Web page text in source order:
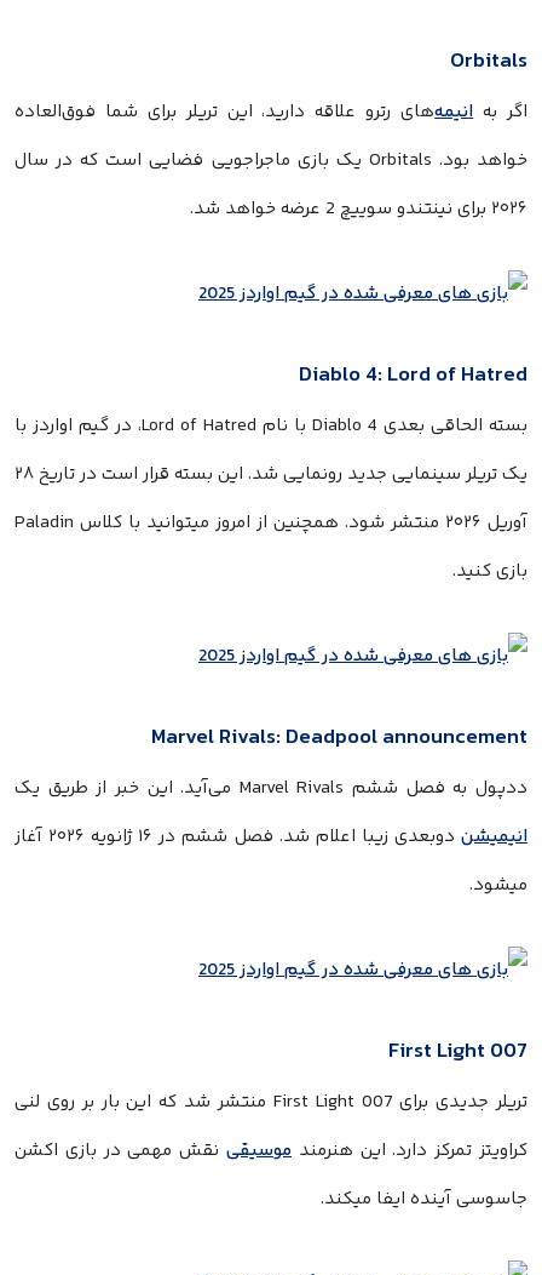
Orbitals
اگر بهانیمه‌های رترو علاقه دارید، این تریلر برای شما فوق‌العاده
خواهد بود. Orbitals یک بازی ماجراجویی فضایی است که در سال
۲۰۲۶ برای نینتندو سوییچ 2 عرضه خواهد شد.
Diablo 4: Lord of Hatred
بسته الحاقی بعدی Diablo 4 با نام Lord of Hatred، در گیم اواردز با
یک تریلر سینمایی جدید رونمایی شد. این بسته قرار است در تاریخ ۲۸
آوریل ۲۰۲۶ منتشر شود. همچنین از امروز میتوانید با کلاس Paladin
بازی کنید.
Marvel Rivals: Deadpool announcement
ددپول به فصل ششم Marvel Rivals می‌آید. این خبر از طریق یک
انیمیشن
دوبعدی زیبا اعلام شد. فصل ششم در ۱۶ ژانویه ۲۰۲۶ آغاز
میشود.
007 First Light
تریلر جدیدی برای 007 First Light منتشر شد که این بار بر روی لنی
کراویتز تمرکز دارد. این هنرمند موسیقی نقش مهمی در بازی اکشن
جاسوسی آینده ایفا میکند.